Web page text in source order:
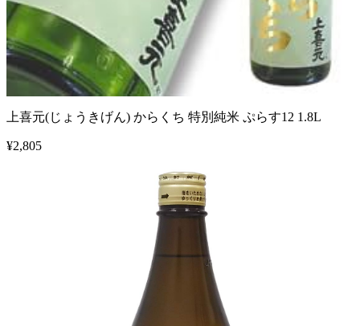
上喜元(じょうきげん) からくち 特別純米 ぷらす12 1.8L
¥2,805